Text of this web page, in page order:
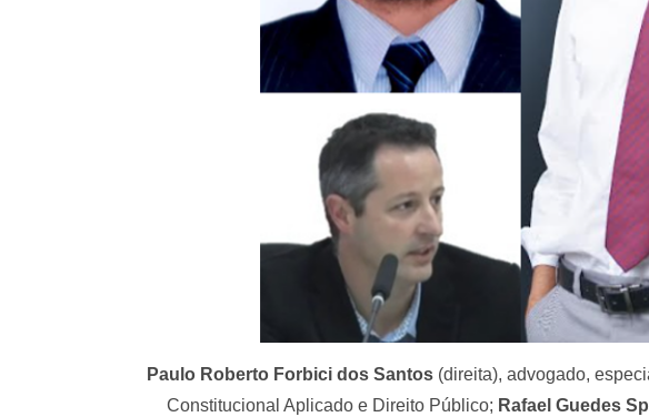
Paulo Roberto Forbici dos Santos (direita), advogado,
Constitucional Aplicado e Direito Público; Rafael Guedes